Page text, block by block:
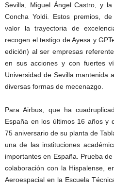
Sevilla, Miguel Ángel Castro, y
Concha Yoldi. Estos premios,
valor la trayectoria de
recogen el testigo de Ayesa y
edición) al ser empresas
en sus acciones y con fuertes
Universidad de Sevilla mantenida
diversas formas de mecenazgo.
Para Airbus, que ha
España en los últimos 16 años y
75 aniversario de su planta de
una de las instituciones
importantes en España. Prueba
colaboración con la Hispalense,
Aeroespacial en la Escuela